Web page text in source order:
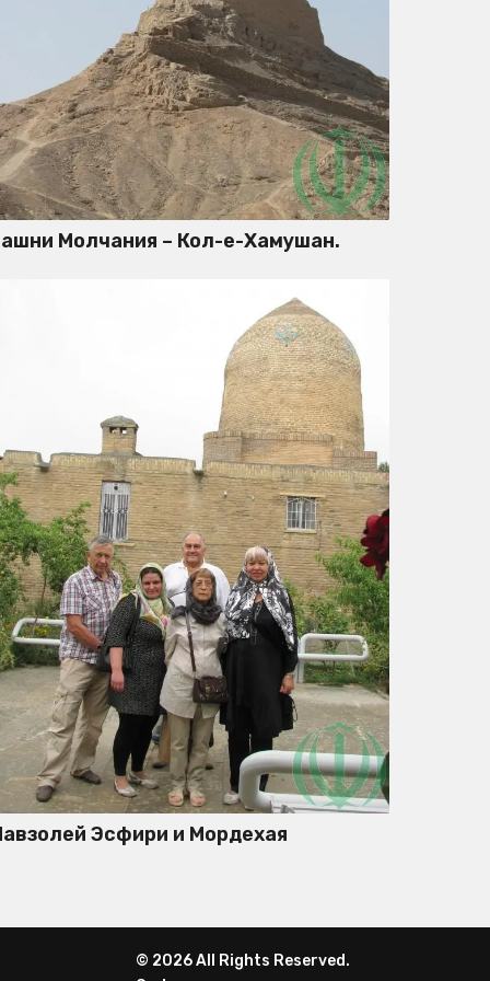
Молчания – Кол-е-Хамушан.
Эсфири и Мордехая
© 2026 All Rights Reserved.